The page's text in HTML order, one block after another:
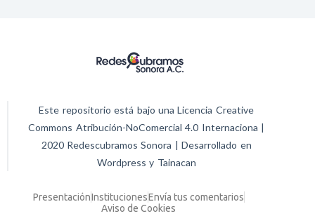
Este repositorio está bajo una Licencia Creative
Commons Atribución-NoComercial 4.0 Internaciona |
2020 Redescubramos Sonora | Desarrollado en
Wordpress y Tainacan
PresentaciónInstitucionesEnvía tus comentarios
Aviso de Cookies